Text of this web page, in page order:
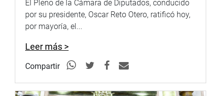
personas que fueron víctimas del feminicidio como es el
caso emblemático de Evelyn Corahua quien pese a que
escuchada y lamentablemente fue estrangulada por su ex
Anaya, presidente de Juntas de Fiscales; Jorge Fernández
El Pleno de la Cámara de Diputados, conducido
por su presidente, Oscar Reto Otero, ratificó hoy,
por mayoría, el...
Leer más >
Compartir